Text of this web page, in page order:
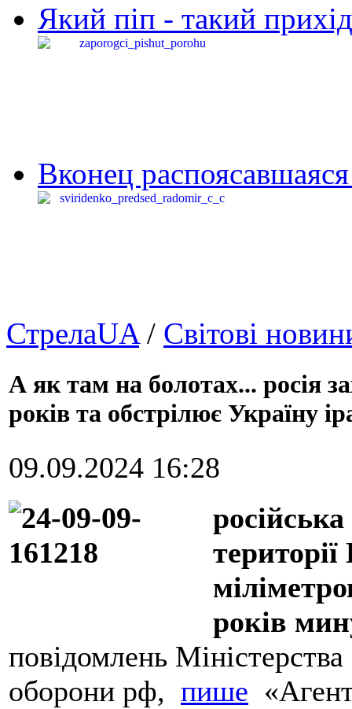
Який піп - такий
Вконец
СтрелаUA/ Світові
А як там на болотах... росія
років та обстрілює Україну
09.09.2024 16:28
років
повідомлень Міністерства
оборони рф, пише